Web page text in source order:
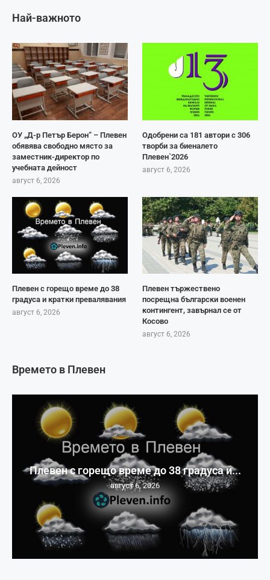
Най-важното
ОУ „Д-р Петър Берон“ – Плевен
обявява свободно място за
заместник-директор по
учебната дейност
август 6, 2026
Одобрени са 181 автори с 306
творби за биеналето
Плевен`2026
август 6, 2026
Плевен с горещо време до 38
градуса и кратки превалявания
август 6, 2026
Плевен тържествено
посрещна български военен
контингент, завърнал се от
Косово
август 6, 2026
Времето в Плевен
Плевен с горещо време до 38 градуса и...
август 6, 2026